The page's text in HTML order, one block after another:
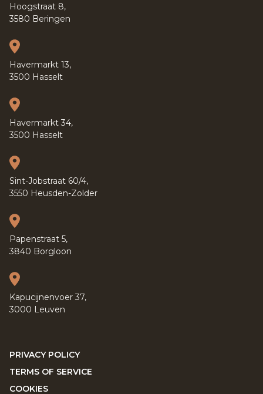
Hoogstraat 8,
3580 Beringen
Havermarkt 13,
3500 Hasselt
Havermarkt 34,
3500 Hasselt
Sint-Jobstraat 60/4,
3550 Heusden-Zolder
Papenstraat 5,
3840 Borgloon
Kapucijnenvoer 37,
3000 Leuven
PRIVACY POLICY
TERMS OF SERVICE
COOKIES